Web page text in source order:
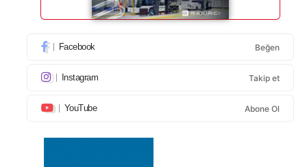
Facebook Beğen
Instagram Takip et
YouTube Abone Ol